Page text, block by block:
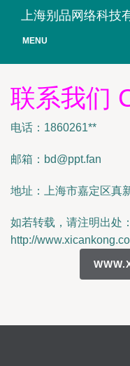
上海别品网络科技
MENU
联系我们
电话：1860261**
邮箱： bd@ppt.fan
地址：上海市嘉定区真
如若转载，请注明出处：
http://